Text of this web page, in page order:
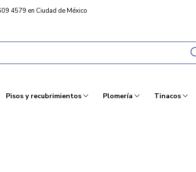
4579 en Ciudad de México
Pisos y recubrimientos Plomería Tinacos